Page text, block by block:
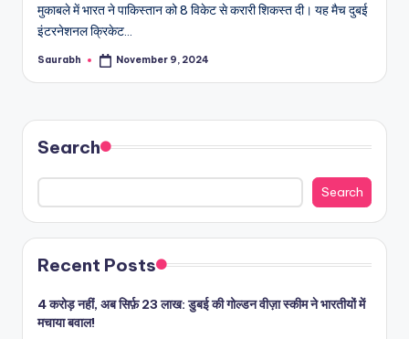
मुकाबले में भारत ने पाकिस्तान को 8 विकेट से करारी शिकस्त दी। यह मैच दुबई
इंटरनेशनल क्रिकेट…
Posted
Saurabh November 9, 2024
Search
Search
Recent Posts
4 करोड़ नहीं, अब सिर्फ़ 23 लाख: डुबई की गोल्डन वीज़ा स्कीम ने भारतीयों में
मचाया बवाल!